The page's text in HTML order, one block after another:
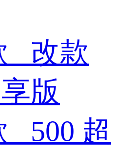
改款
版
500 超